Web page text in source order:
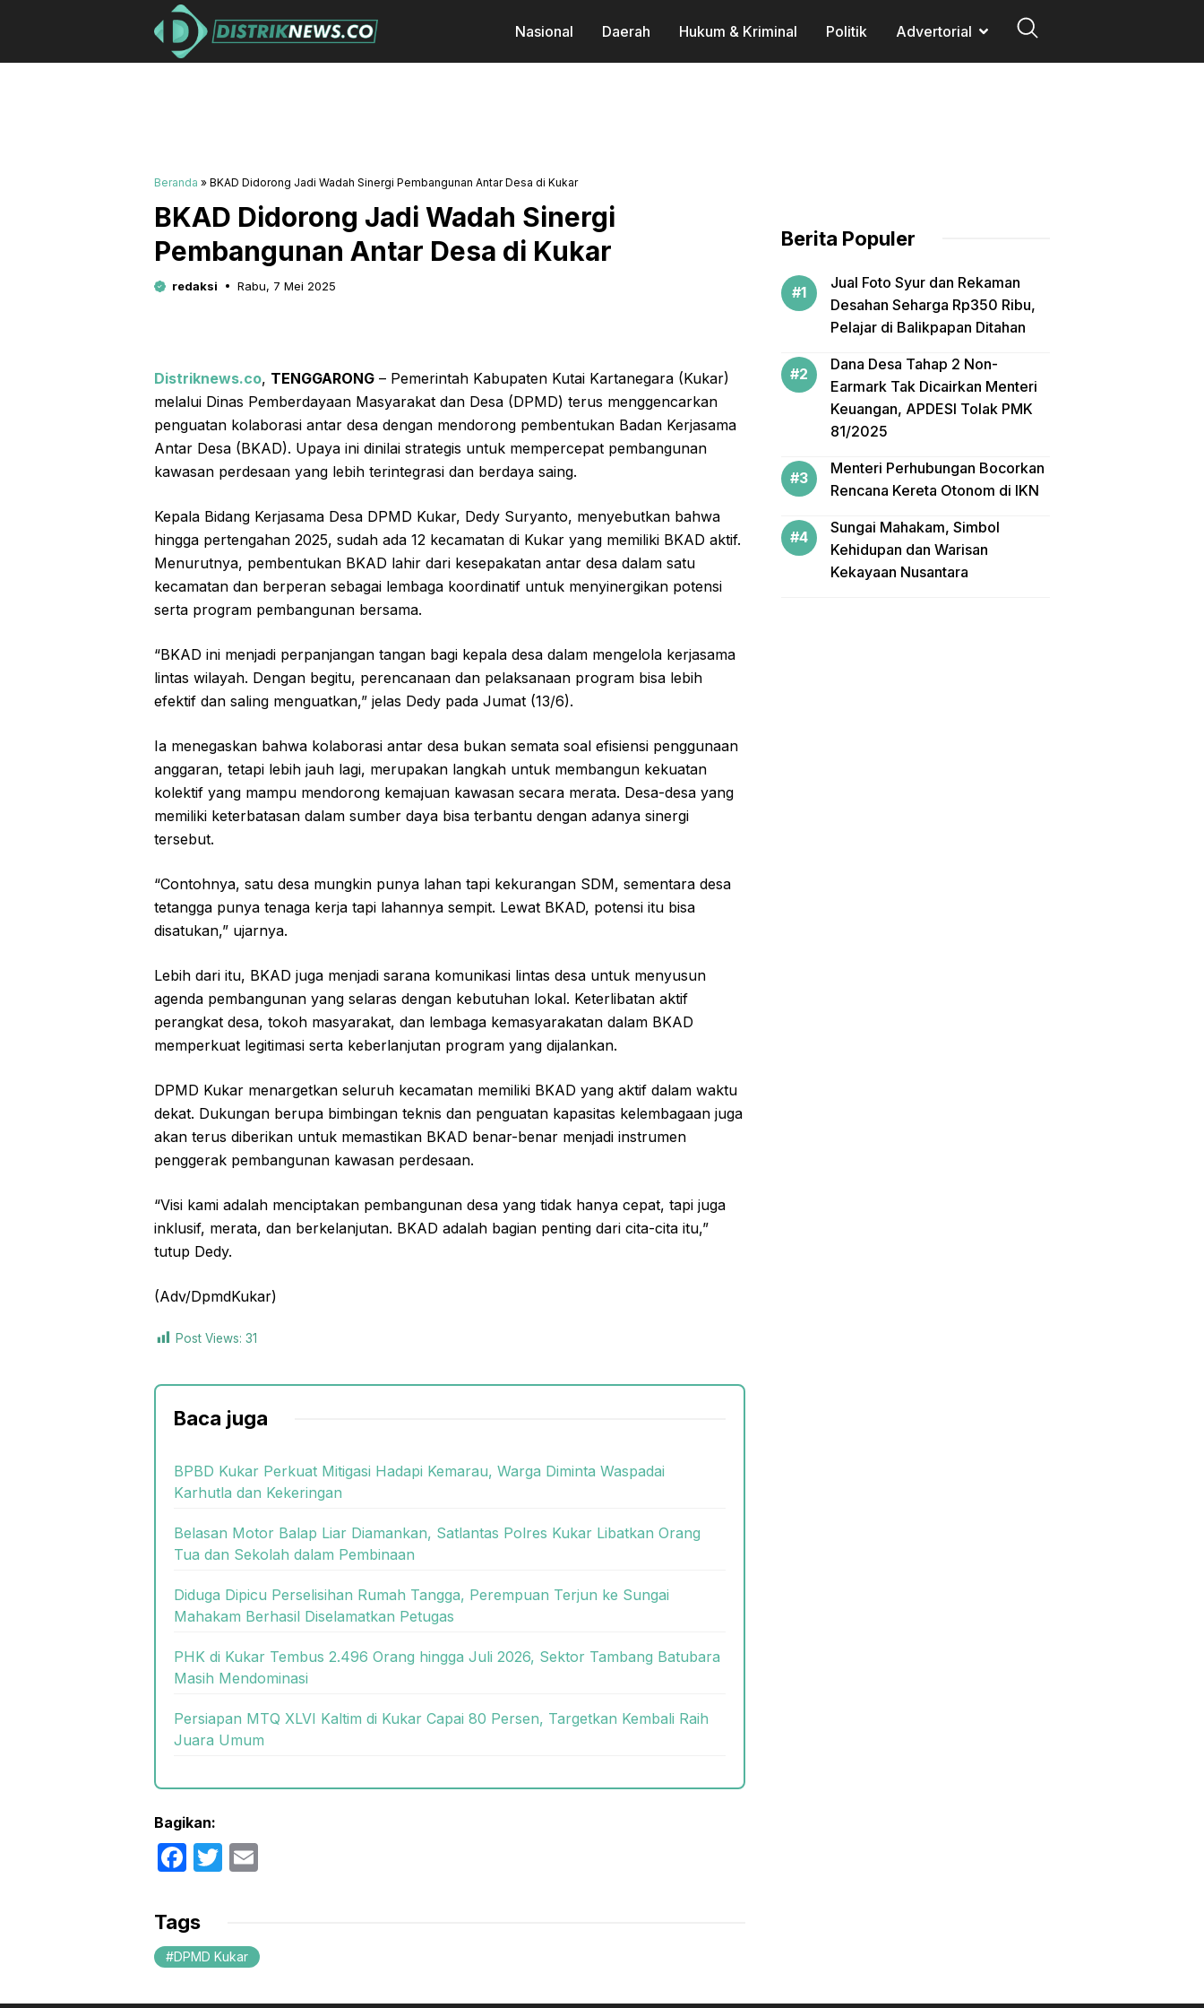
Nasional Daerah Hukum & Kriminal Politik Advertorial
Beranda » BKAD Didorong Jadi Wadah Sinergi Pembangunan Antar Desa di Kukar
BKAD Didorong Jadi Wadah Sinergi
Pembangunan Antar Desa di Kukar
redaksi Rabu, 7 Mei 2025
Distriknews.co, TENGGARONG – Pemerintah Kabupaten Kutai Kartanegara (Kukar)
melalui Dinas Pemberdayaan Masyarakat dan Desa (DPMD) terus menggencarkan
penguatan kolaborasi antar desa dengan mendorong pembentukan Badan Kerjasama
Antar Desa (BKAD). Upaya ini dinilai strategis untuk mempercepat pembangunan
kawasan perdesaan yang lebih terintegrasi dan berdaya saing.
Kepala Bidang Kerjasama Desa DPMD Kukar, Dedy Suryanto, menyebutkan bahwa
hingga pertengahan 2025, sudah ada 12 kecamatan di Kukar yang memiliki BKAD aktif.
Menurutnya, pembentukan BKAD lahir dari kesepakatan antar desa dalam satu
kecamatan dan berperan sebagai lembaga koordinatif untuk menyinergikan potensi
serta program pembangunan bersama.
“BKAD ini menjadi perpanjangan tangan bagi kepala desa dalam mengelola kerjasama
lintas wilayah. Dengan begitu, perencanaan dan pelaksanaan program bisa lebih
efektif dan saling menguatkan,” jelas Dedy pada Jumat (13/6).
Ia menegaskan bahwa kolaborasi antar desa bukan semata soal efisiensi penggunaan
anggaran, tetapi lebih jauh lagi, merupakan langkah untuk membangun kekuatan
kolektif yang mampu mendorong kemajuan kawasan secara merata. Desa-desa yang
memiliki keterbatasan dalam sumber daya bisa terbantu dengan adanya sinergi
tersebut.
“Contohnya, satu desa mungkin punya lahan tapi kekurangan SDM, sementara desa
tetangga punya tenaga kerja tapi lahannya sempit. Lewat BKAD, potensi itu bisa
disatukan,” ujarnya.
Lebih dari itu, BKAD juga menjadi sarana komunikasi lintas desa untuk menyusun
agenda pembangunan yang selaras dengan kebutuhan lokal. Keterlibatan aktif
perangkat desa, tokoh masyarakat, dan lembaga kemasyarakatan dalam BKAD
memperkuat legitimasi serta keberlanjutan program yang dijalankan.
DPMD Kukar menargetkan seluruh kecamatan memiliki BKAD yang aktif dalam waktu
dekat. Dukungan berupa bimbingan teknis dan penguatan kapasitas kelembagaan juga
akan terus diberikan untuk memastikan BKAD benar-benar menjadi instrumen
penggerak pembangunan kawasan perdesaan.
“Visi kami adalah menciptakan pembangunan desa yang tidak hanya cepat, tapi juga
inklusif, merata, dan berkelanjutan. BKAD adalah bagian penting dari cita-cita itu,”
tutup Dedy.
(Adv/DpmdKukar)
Post Views: 31
Baca juga
BPBD Kukar Perkuat Mitigasi Hadapi Kemarau, Warga Diminta Waspadai
Karhutla dan Kekeringan
Belasan Motor Balap Liar Diamankan, Satlantas Polres Kukar Libatkan Orang
Tua dan Sekolah dalam Pembinaan
Diduga Dipicu Perselisihan Rumah Tangga, Perempuan Terjun ke Sungai
Mahakam Berhasil Diselamatkan Petugas
PHK di Kukar Tembus 2.496 Orang hingga Juli 2026, Sektor Tambang Batubara
Masih Mendominasi
Persiapan MTQ XLVI Kaltim di Kukar Capai 80 Persen, Targetkan Kembali Raih
Juara Umum
Bagikan:
F
c
e
b
o
T
er
Tags
DPMD Kukar
Berita Populer
Jual Foto Syur dan Rekaman
Desahan Seharga Rp350 Ribu,
Pelajar di Balikpapan Ditahan
Dana Desa Tahap 2 Non-
Earmark Tak Dicairkan Menteri
Keuangan, APDESI Tolak PMK
81/2025
Menteri Perhubungan Bocorkan
Rencana Kereta Otonom di IKN
Sungai Mahakam, Simbol
Kehidupan dan Warisan
Kekayaan Nusantara